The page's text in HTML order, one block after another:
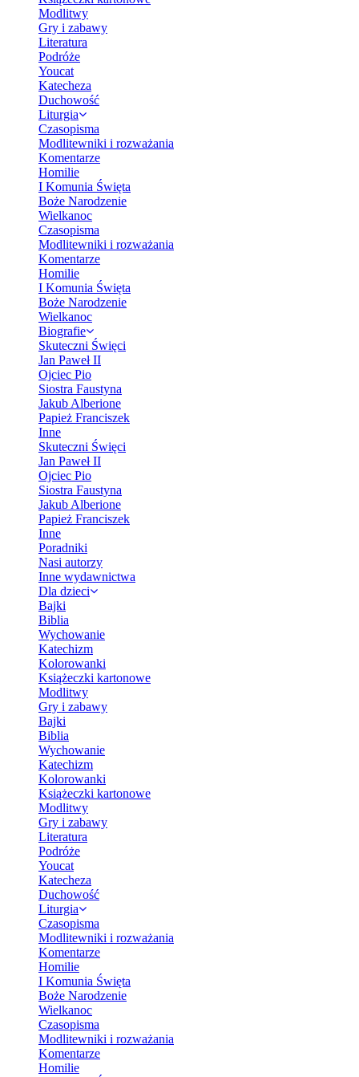
Modlitwy
Gry i zabawy
Literatura
Podróże
Youcat
Katecheza
Duchowość
Liturgia
Czasopisma
Modlitewniki i rozważania
Komentarze
Homilie
I Komunia Święta
Boże Narodzenie
Wielkanoc
Czasopisma
Modlitewniki i rozważania
Komentarze
Homilie
I Komunia Święta
Boże Narodzenie
Wielkanoc
Biografie
Skuteczni Święci
Jan Paweł II
Ojciec Pio
Siostra Faustyna
Jakub Alberione
Papież Franciszek
Inne
Skuteczni Święci
Jan Paweł II
Ojciec Pio
Siostra Faustyna
Jakub Alberione
Papież Franciszek
Inne
Poradniki
Nasi autorzy
Inne wydawnictwa
Dla dzieci
Bajki
Biblia
Wychowanie
Katechizm
Kolorowanki
Książeczki kartonowe
Modlitwy
Gry i zabawy
Bajki
Biblia
Wychowanie
Katechizm
Kolorowanki
Książeczki kartonowe
Modlitwy
Gry i zabawy
Literatura
Podróże
Youcat
Katecheza
Duchowość
Liturgia
Czasopisma
Modlitewniki i rozważania
Komentarze
Homilie
I Komunia Święta
Boże Narodzenie
Wielkanoc
Czasopisma
Modlitewniki i rozważania
Komentarze
Homilie